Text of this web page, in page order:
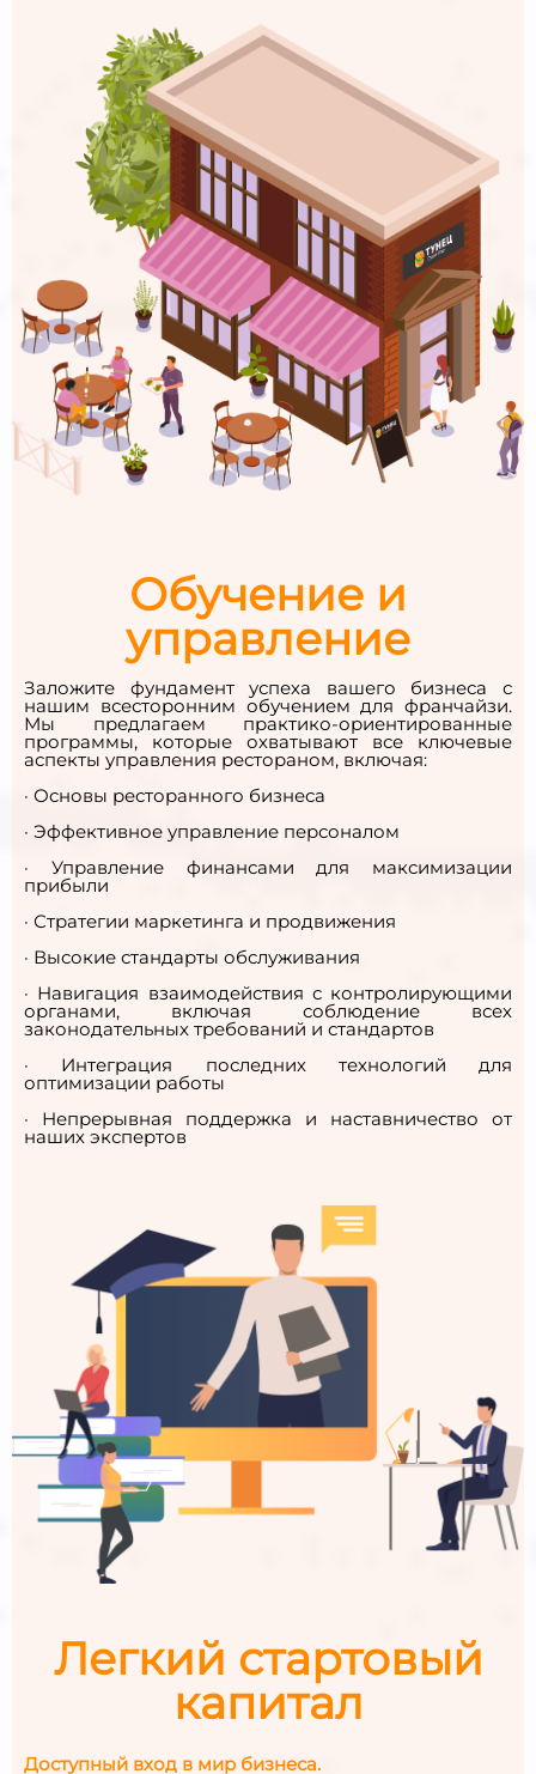
Обучение и
управление
Заложите фундамент успеха вашего бизнеса с
нашим всесторонним обучением для франчайзи.
Мы предлагаем практико-ориентированные
программы, которые охватывают все ключевые
аспекты управления рестораном, включая:
· Основы ресторанного бизнеса
· Эффективное управление персоналом
· Управление финансами для максимизации
прибыли
· Стратегии маркетинга и продвижения
· Высокие стандарты обслуживания
· Навигация взаимодействия с контролирующими
органами, включая соблюдение всех
законодательных требований и стандартов
· Интеграция последних технологий для
оптимизации работы
· Непрерывная поддержка и наставничество от
наших экспертов
Легкий стартовый
капитал
Доступный вход в мир бизнеса.